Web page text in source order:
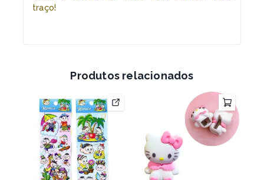
traço!
Produtos relacionados